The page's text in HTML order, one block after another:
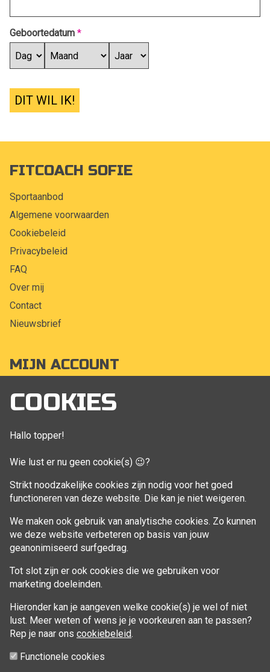
COOKIES
Hallo topper!
Wie lust er nu geen cookie(s) 😉?
Strikt noodzakelijke cookies zijn nodig voor het goed
functioneren van deze website. Die kan je niet weigeren.
We maken ook gebruik van analytische cookies. Zo kunnen
we deze website verbeteren op basis van jouw
geanonimiseerd surfgedrag.
Tot slot zijn er ook cookies die we gebruiken voor
marketing doeleinden.
Hieronder kan je aangeven welke cookie(s) je wel of niet
lust. Meer weten of wens je je voorkeuren aan te passen?
Rep je naar ons cookiebeleid.
Functionele cookies
Geboortedatum *
DIT WIL IK!
FITCOACH SOFIE
Sportaanbod
Algemene voorwaarden
Cookiebeleid
Privacybeleid
FAQ
Over mij
Contact
Nieuwsbrief
MIJN ACCOUNT
Mijn account
Bestellingen
Aankoop beheren
VOLG MIJ
Facebook